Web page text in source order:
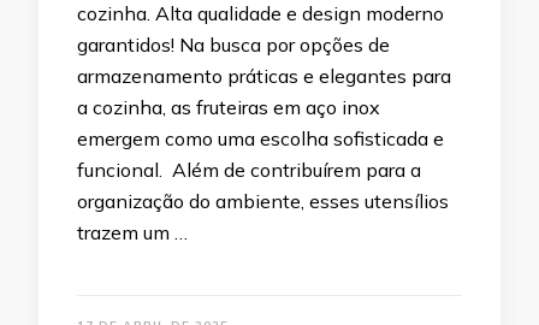
cozinha. Alta qualidade e design moderno
garantidos! Na busca por opções de
armazenamento práticas e elegantes para
a cozinha, as fruteiras em aço inox
emergem como uma escolha sofisticada e
funcional. Além de contribuírem para a
organização do ambiente, esses utensílios
trazem um …